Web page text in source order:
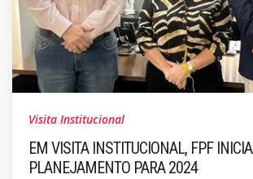
Visita Institucional
EM VISITA INSTITUCIONAL, FPF INICIA
PLANEJAMENTO PARA 2024